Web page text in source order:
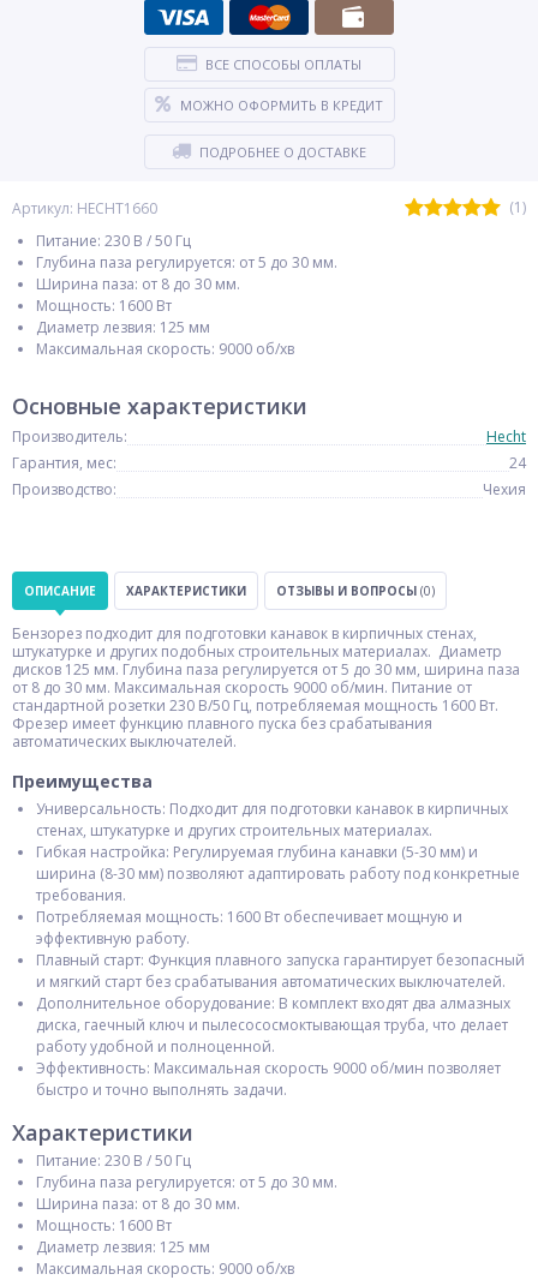
Артикул: HECHT1660
(1)
Питание: 230 В / 50 Гц
Глубина паза регулируется: от 5 до 30 мм.
Ширина паза: от 8 до 30 мм.
Мощность: 1600 Вт
Диаметр лезвия: 125 мм
Максимальная скорость: 9000 об/хв⁠
ВСЕ СПОСОБЫ ОПЛАТЫ
МОЖНО ОФОРМИТЬ В КРЕДИТ
ПОДРОБНЕЕ О ДОСТАВКЕ
Основные характеристики
Производитель:
Hecht
Гарантия, мес:
24
Производство:
Чехия
ОПИСАНИЕ ХАРАКТЕРИСТИКИ ОТЗЫВЫ И ВОПРОСЫ (0)
Бензорез подходит для подготовки канавок в кирпичных стенах,
штукатурке и других подобных строительных материалах. Диаметр
дисков 125 мм. Глубина паза регулируется от 5 до 30 мм, ширина паза
от 8 до 30 мм. Максимальная скорость 9000 об/мин. Питание от
стандартной розетки 230 В/50 Гц, потребляемая мощность 1600 Вт.
Фрезер имеет функцию плавного пуска без срабатывания
автоматических выключателей.
Преимущества
Универсальность: Подходит для подготовки канавок в кирпичных
стенах, штукатурке и других строительных материалах.
Гибкая настройка: Регулируемая глубина канавки (5-30 мм) и
ширина (8-30 мм) позволяют адаптировать работу под конкретные
требования.
Потребляемая мощность: 1600 Вт обеспечивает мощную и
эффективную работу.
Плавный старт: Функция плавного запуска гарантирует безопасный
и мягкий старт без срабатывания автоматических выключателей.
Дополнительное оборудование: В комплект входят два алмазных
диска, гаечный ключ и пылесососмоктывающая труба, что делает
работу удобной и полноценной.
Эффективность: Максимальная скорость 9000 об/мин позволяет
быстро и точно выполнять задачи.
Характеристики
Питание: 230 В / 50 Гц
Глубина паза регулируется: от 5 до 30 мм.
Ширина паза: от 8 до 30 мм.
Мощность: 1600 Вт
Диаметр лезвия: 125 мм
Максимальная скорость: 9000 об/хв